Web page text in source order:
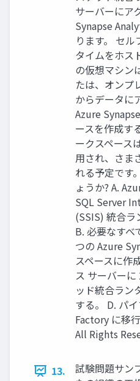
サーバーにア
Synapse
ります。 セ
タイムをホス
の仮想マシン
たは、オンプ
からデータに
Azure
ースを作成す
ークスペース
用され、さま
れる予定です
ょうか? A.
SQL Server
(SSIS) 統合ラ
B. 必要なすべ
つの Azure
スペースに作
ス サーバー
ッド統合ラン
する。 D. パ
Factory に移
All Rights
13.
試験問題サン